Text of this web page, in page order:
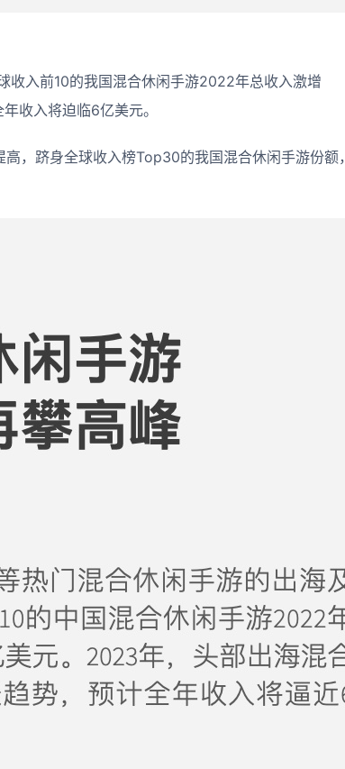
入前10的我国混合休闲手游2022年总收入激增
收入将迫临6亿美元。
，跻身全球收入榜Top30的我国混合休闲手游份额，